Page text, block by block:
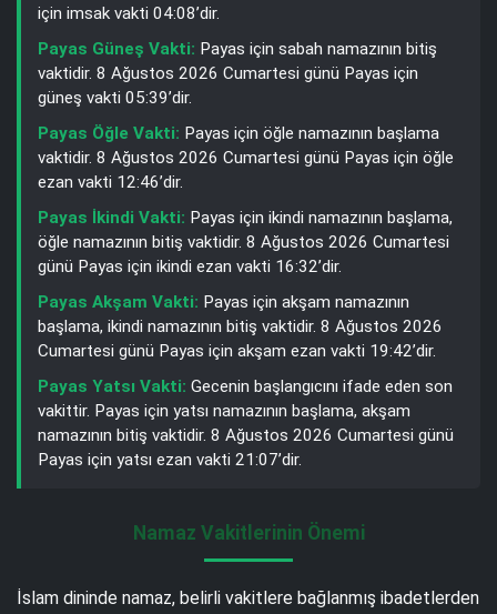
için imsak vakti 04:08’dir.
Payas Güneş Vakti: Payas için sabah namazının bitiş
vaktidir. 8 Ağustos 2026 Cumartesi günü Payas için
güneş vakti 05:39’dir.
Payas Öğle Vakti: Payas için öğle namazının başlama
vaktidir. 8 Ağustos 2026 Cumartesi günü Payas için öğle
ezan vakti 12:46’dir.
Payas İkindi Vakti: Payas için ikindi namazının başlama,
öğle namazının bitiş vaktidir. 8 Ağustos 2026 Cumartesi
günü Payas için ikindi ezan vakti 16:32’dir.
Payas Akşam Vakti: Payas için akşam namazının
başlama, ikindi namazının bitiş vaktidir. 8 Ağustos 2026
Cumartesi günü Payas için akşam ezan vakti 19:42’dir.
Payas Yatsı Vakti: Gecenin başlangıcını ifade eden son
vakittir. Payas için yatsı namazının başlama, akşam
namazının bitiş vaktidir. 8 Ağustos 2026 Cumartesi günü
Payas için yatsı ezan vakti 21:07’dir.
Namaz Vakitlerinin Önemi
İslam dininde namaz, belirli vakitlere bağlanmış ibadetlerden